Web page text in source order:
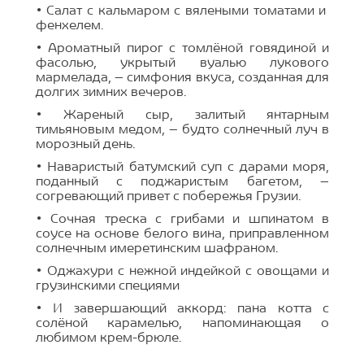
• Салат с кальмаром с вялеными томатами и
фенхелем.
• Ароматный пирог с томлёной говядиной и
фасолью, укрытый вуалью лукового
мармелада, – симфония вкуса, созданная для
долгих зимних вечеров.
• Жареный сыр, залитый янтарным
тимьяновым медом, – будто солнечный луч в
морозный день.
• Наваристый батумский суп с дарами моря,
поданный с поджаристым багетом, –
согревающий привет с побережья Грузии.
• Сочная треска с грибами и шпинатом в
соусе на основе белого вина, приправленном
солнечным имеретинским шафраном.
• Оджахури с нежной индейкой с овощами и
грузинскими специями
• И завершающий аккорд: пана котта с
солёной карамелью, напоминающая о
любимом крем-брюле.